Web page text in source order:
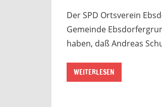
Der SPD Ortsverein
Gemeinde
haben, daß Andreas
WEITERLESEN